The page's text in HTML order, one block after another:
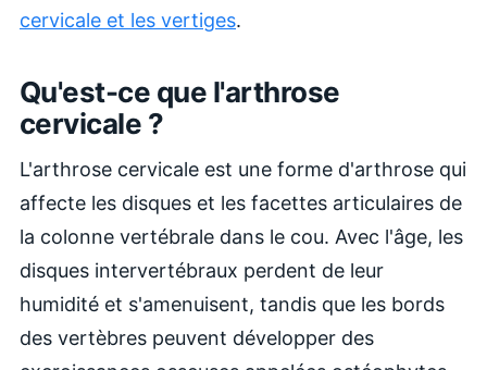
cervicale et les vertiges.
Qu'est-ce que l'arthrose
cervicale ?
L'arthrose cervicale est une forme d'arthrose qui
affecte les disques et les facettes articulaires de
la colonne vertébrale dans le cou. Avec l'âge, les
disques intervertébraux perdent de leur
humidité et s'amenuisent, tandis que les bords
des vertèbres peuvent développer des